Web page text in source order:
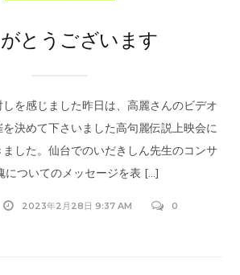
とうございます
を感じました昨日は、高麗さんのビデオ
決めて下さいました高句麗伝説上映会に
した。仙台でのいだきしん先生のコンサ
についてのメッセージを表 […]
2023年2月28日 9:37 AM 0